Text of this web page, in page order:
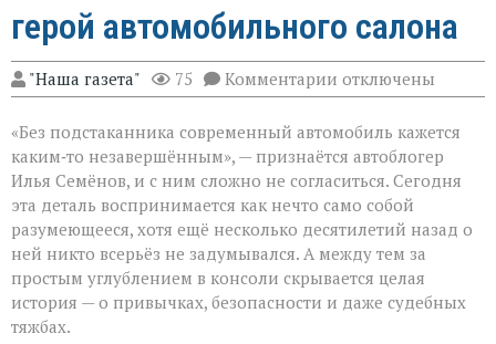
герой автомобильного салона
"Наша газета" 75 Комментарии к
записи
незаметный
герой
автомобильного
салона
отключены
«Без подстаканника современный автомобиль кажется
каким‑то незавершённым», — признаётся автоблогер
Илья Семёнов, и с ним сложно не согласиться. Сегодня
эта деталь воспринимается как нечто само собой
разумеющееся, хотя ещё несколько десятилетий назад о
ней никто всерьёз не задумывался. А между тем за
простым углублением в консоли скрывается целая
история — о привычках, безопасности и даже судебных
тяжбах.